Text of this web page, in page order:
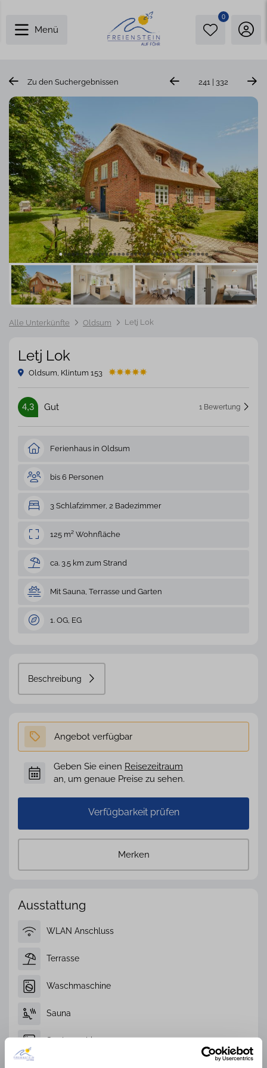
Menü
0
Zu den Suchergebnissen 241 | 332
Alle Unterkünfte Oldsum Letj Lok
Letj Lok
Oldsum, Klintum 153
4,3 Gut 1 Bewertung
Ferienhaus in Oldsum
bis 6 Personen
3 Schlafzimmer, 2 Badezimmer
125 m² Wohnfläche
ca. 3.5 km zum Strand
Mit Sauna, Terrasse und Garten
1. OG, EG
Beschreibung
Geben Sie einen Reisezeitraum
an, um genaue Preise zu sehen.
Verfügbarkeit prüfen
Merken
Ausstattung
WLAN Anschluss
Terrasse
Waschmaschine
Sauna
Spülmaschine